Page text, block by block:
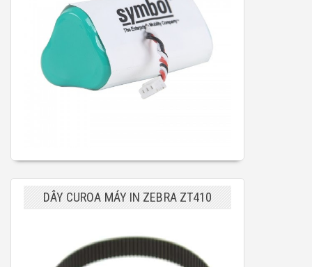
DÂY CUROA MÁY IN ZEBRA ZT410